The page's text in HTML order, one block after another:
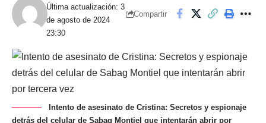
Última actualización: 3
de agosto de 2024
23:30
Compartir
Intento de asesinato de Cristina: Secretos y espionaje
detrás del celular de Sabag Montiel que intentarán abrir por